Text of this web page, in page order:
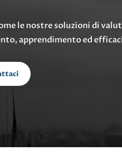
le nostre soluzioni di
apprendimento ed